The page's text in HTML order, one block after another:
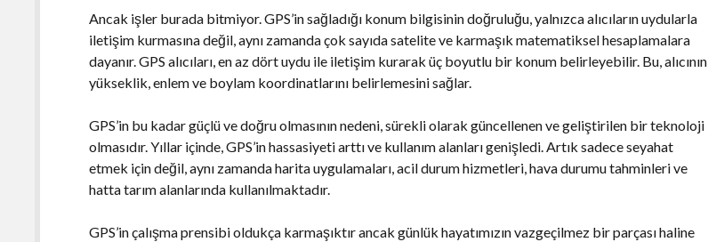
Ancak işler burada bitmiyor. GPS’in sağladığı konum bilgisinin doğruluğu, yalnızca alıcıların uydularla
iletişim kurmasına değil, aynı zamanda çok sayıda satelite ve karmaşık matematiksel hesaplamalara
dayanır. GPS alıcıları, en az dört uydu ile iletişim kurarak üç boyutlu bir konum belirleyebilir. Bu, alıcının
yükseklik, enlem ve boylam koordinatlarını belirlemesini sağlar.
GPS’in bu kadar güçlü ve doğru olmasının nedeni, sürekli olarak güncellenen ve geliştirilen bir teknoloji
olmasıdır. Yıllar içinde, GPS’in hassasiyeti arttı ve kullanım alanları genişledi. Artık sadece seyahat
etmek için değil, aynı zamanda harita uygulamaları, acil durum hizmetleri, hava durumu tahminleri ve
hatta tarım alanlarında kullanılmaktadır.
GPS’in çalışma prensibi oldukça karmaşıktır ancak günlük hayatımızın vazgeçilmez bir parçası haline